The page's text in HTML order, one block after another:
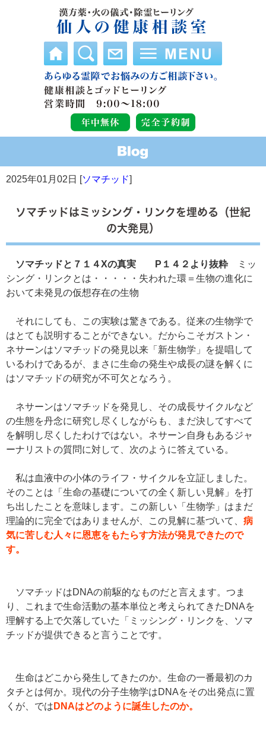
2025年01月02日 [ソマチッド]
ソマチッドはミッシング・リンクを埋める（世紀
の大発見）
ソマチッドと７１４Xの真実 P１４２より抜粋
ミッ
シング・リンクとは・・・・・失われた環＝生物の進化に
おいて未発見の仮想存在の生物
それにしても、この実験は驚きである。従来の生物学で
はとても説明することができない。だからこそガストン・
ネサーンはソマチッドの発見以来「新生物学」を提唱して
いるわけであるが、まさに生命の発生や成長の謎を解くに
はソマチッドの研究が不可欠となろう。
ネサーンはソマチッドを発見し、その成長サイクルなど
の生態を丹念に研究し尽くしながらも、まだ決してすべて
を解明し尽くしたわけではない。ネサーン自身もあるジャ
ーナリストの質問に対して、次のように答えている。
私は血液中の小体のライフ・サイクルを立証しました。
そのことは「生命の基礎についての全く新しい見解」を打
ち出したことを意味します。この新しい「生物学」はまだ
理論的に完全ではありませんが、この見解に基づいて、 病
気に苦しむ人々に恩恵をもたらす方法が発見できたので
す。
ソマチッドはDNAの前駆的なものだと言えます。つま
り、これまで生命活動の基本単位と考えられてきたDNAを
理解する上で欠落していた「ミッシング・リンクを、ソマ
チッドが提供できると言うことです。
生命はどこから発生してきたのか。生命の一番最初のカ
タチとは何か。現代の分子生物学はDNAをその出発点に置
くが、では DNAはどのように誕生したのか。